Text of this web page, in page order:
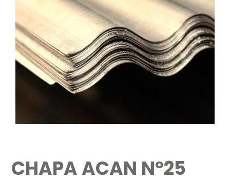
CHAPA ACAN Nº25